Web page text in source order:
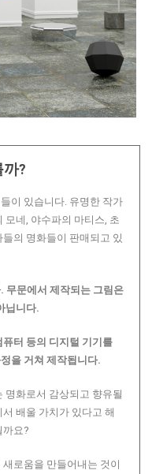
?
이 있습니다. 유명한 작가
모네, 야수파의 마티스, 초
의 명화들이 판매되고 있
무문에서 제작되는 그림은
닙니다.
터 등의 디지털 기기를
을 거쳐 제작됩니다.
명화로서 감상되고 향유될
배울 가치가 있다고 해
까요?
로움을 만들어내는 것이